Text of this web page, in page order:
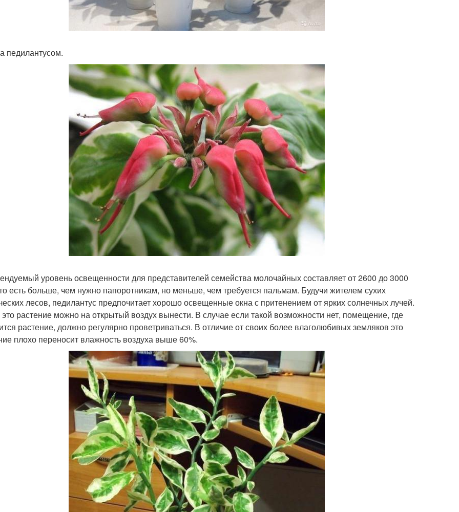
педилантусом.
уровень освещенности для представителей семейства молочайных составляет от 2600 до 3000
есть больше, чем нужно папоротникам, но меньше, чем требуется пальмам. Будучи жителем сухих
лесов, педилантус предпочитает хорошо освещенные окна с притенением от ярких солнечных лучей.
растение можно на открытый воздух вынести. В случае если такой возможности нет, помещение, где
растение, должно регулярно проветриваться. В отличие от своих более влаголюбивых земляков это
плохо переносит влажность воздуха выше 60%.